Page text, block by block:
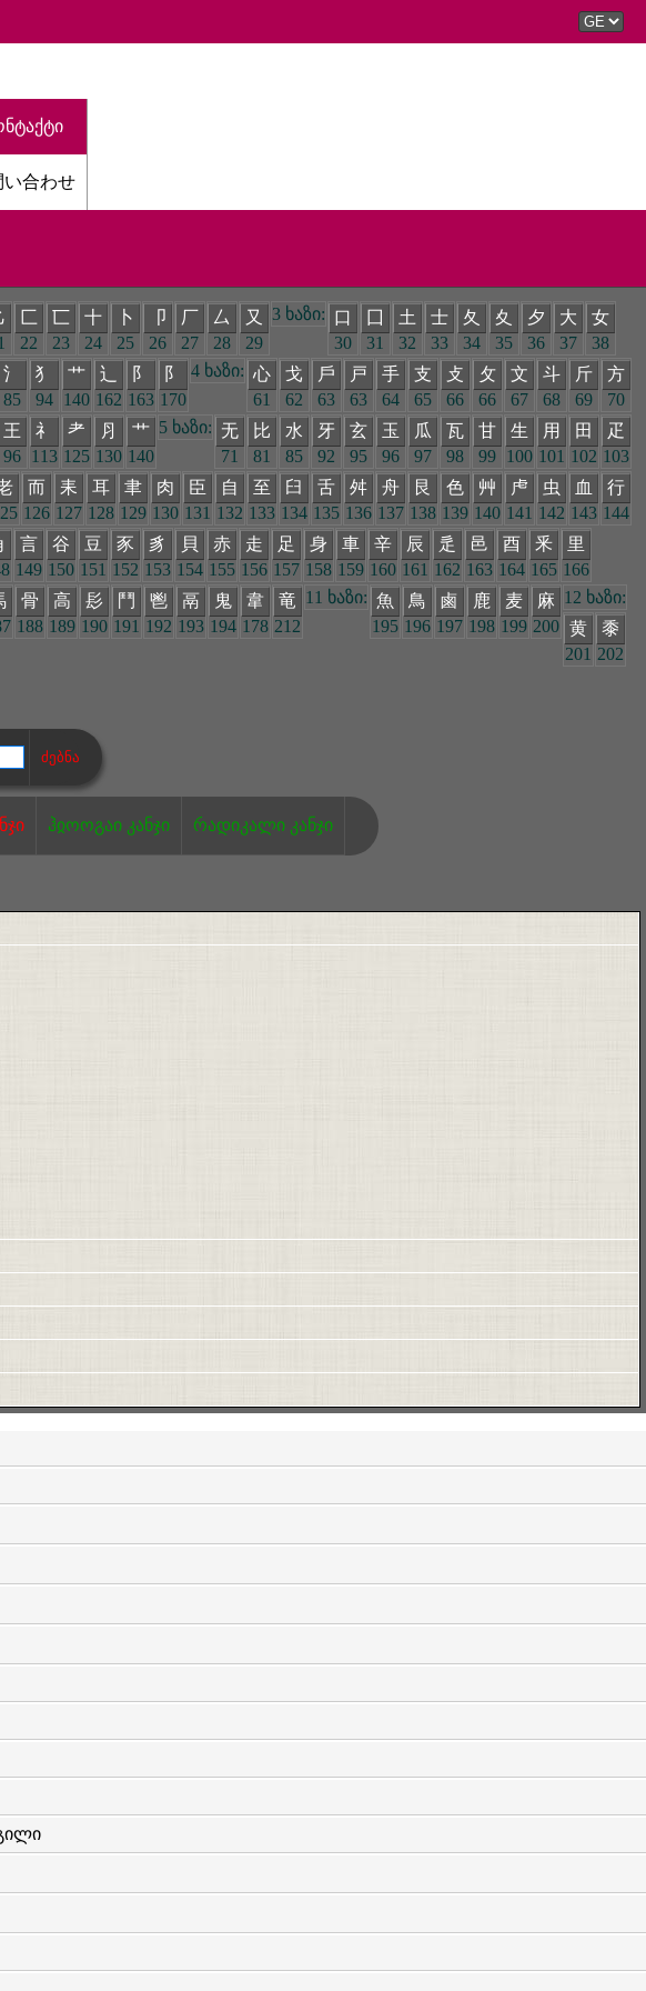
い合わせ
匚
22
匸
23
十
24
卜
25
卩
26
厂
27
厶
28
又
29
3 ხაზი: 口
30
囗
31
土
32
士
33
夂
34
夊
35
夕
36
大
37
女
38
氵
85
犭
94
艹
140
辶
162
阝
163
阝
170
4 ხაზი: 心
61
戈
62
戶
63
戸
63
手
64
支
65
攴
66
攵
66
文
67
斗
68
斤
69
方
70
王
96
礻
113
耂
125
⺼
130
艹
140
5 ხაზი: 无
71
比
81
水
85
牙
92
玄
95
玉
96
瓜
97
瓦
98
甘
99
生
100
用
101
田
102
疋
103
而
126
耒
127
耳
128
聿
129
肉
130
臣
131
自
132
至
133
臼
134
舌
135
舛
136
舟
137
艮
138
色
139
艸
140
虍
141
虫
142
血
143
行
144
言
149
谷
150
豆
151
豕
152
豸
153
貝
154
赤
155
走
156
足
157
身
158
車
159
辛
160
辰
161
辵
162
邑
163
酉
164
釆
165
里
166
骨
188
高
189
髟
190
鬥
191
鬯
192
鬲
193
鬼
194
韋
178
竜
212
11 ხაზი: 魚
195
鳥
196
鹵
197
鹿
198
麦
199
麻
200
12 ხაზი:
黄
201
黍
202
ჰჲოოგაი კანჯი რადიკალი კანჯი